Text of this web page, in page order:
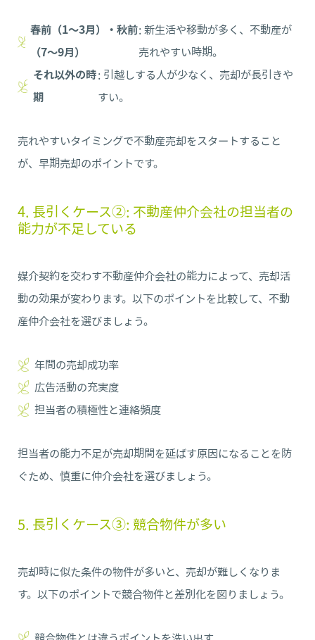
春前（1～3月）・秋前
（7～9月）
: 新生活や移動が多く、不動産が
売れやすい時期。
それ以外の時
期
: 引越しする人が少なく、売却が長引きや
すい。
売れやすいタイミングで不動産売却をスタートすること
が、早期売却のポイントです。
4. 長引くケース②: 不動産仲介会社の担当者の
能力が不足している
媒介契約を交わす不動産仲介会社の能力によって、売却活
動の効果が変わります。以下のポイントを比較して、不動
産仲介会社を選びましょう。
年間の売却成功率
広告活動の充実度
担当者の積極性と連絡頻度
担当者の能力不足が売却期間を延ばす原因になることを防
ぐため、慎重に仲介会社を選びましょう。
5. 長引くケース③: 競合物件が多い
売却時に似た条件の物件が多いと、売却が難しくなりま
す。以下のポイントで競合物件と差別化を図りましょう。